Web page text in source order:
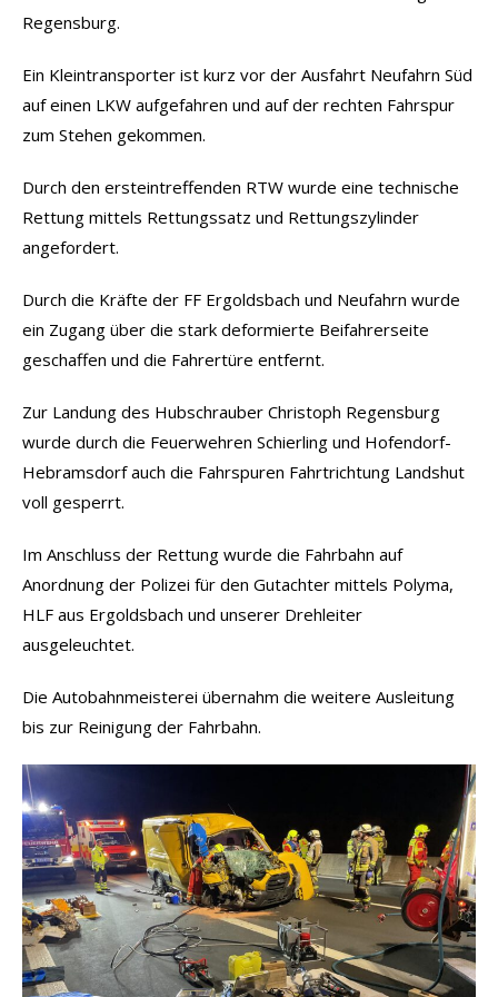
Regensburg.
Ein Kleintransporter ist kurz vor der Ausfahrt Neufahrn Süd
auf einen LKW aufgefahren und auf der rechten Fahrspur
zum Stehen gekommen.
Durch den ersteintreffenden RTW wurde eine technische
Rettung mittels Rettungssatz und Rettungszylinder
angefordert.
Durch die Kräfte der FF Ergoldsbach und Neufahrn wurde
ein Zugang über die stark deformierte Beifahrerseite
geschaffen und die Fahrertüre entfernt.
Zur Landung des Hubschrauber Christoph Regensburg
wurde durch die Feuerwehren Schierling und Hofendorf-
Hebramsdorf auch die Fahrspuren Fahrtrichtung Landshut
voll gesperrt.
Im Anschluss der Rettung wurde die Fahrbahn auf
Anordnung der Polizei für den Gutachter mittels Polyma,
HLF aus Ergoldsbach und unserer Drehleiter
ausgeleuchtet.
Die Autobahnmeisterei übernahm die weitere Ausleitung
bis zur Reinigung der Fahrbahn.